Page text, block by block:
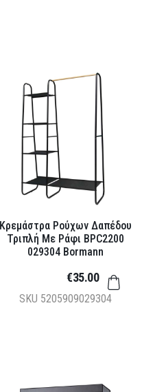
Κρεμάστρα Ρούχων Δαπέδου
Τριπλή Με Ράφι BPC2200
029304 Bormann
SKU 5205909029304
€35.00